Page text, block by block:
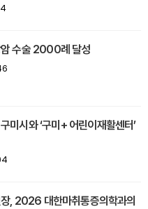
수술 2000례 달성
미시와 ‘구미+ 어린이재활센터’
, 2026 대한마취통증의학과의